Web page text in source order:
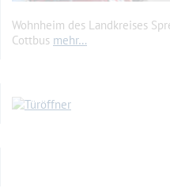
Wohnheim des Landkreises
Cottbus mehr…